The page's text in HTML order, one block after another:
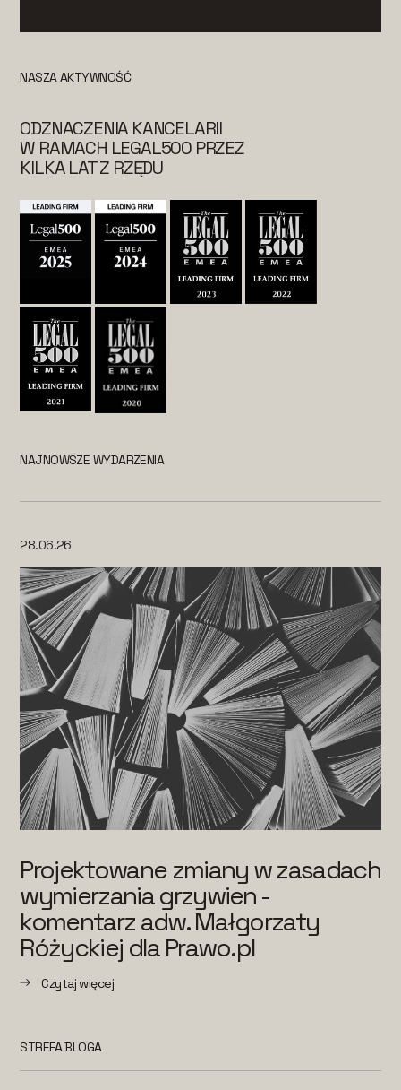
NASZA AKTYWNOŚĆ
ODZNACZENIA KANCELARII
W RAMACH LEGAL500 PRZEZ
KILKA LAT Z RZĘDU
NAJNOWSZE WYDARZENIA
28.06.26
Projektowane zmiany w zasadach
wymierzania grzywien -
komentarz adw. Małgorzaty
Różyckiej dla Prawo.pl
Czytaj więcej
STREFA BLOGA